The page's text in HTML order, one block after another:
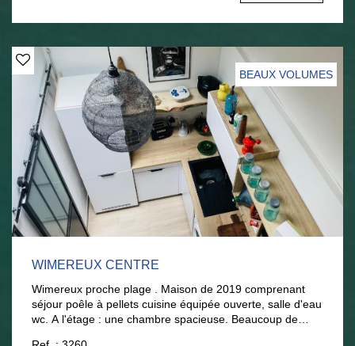
terrasse, - d'une chambre et d'une salle d'eau. À l'étage :
- deux chambres + un dortoir, - d'une salle de bain
pieds, un grand garage, un cellier, une belle terrasse avec
jardinet sans entretien, et une chambre de plain-pied
avec sa salle d'eau, un atout rare sur le secteur. Idéal en
résidence principale comme secondaire. Bien rare à la
vente ! AGENCE LARIVIERE WIMEREUX :
03.21.32.42.67.
BEAUX VOLUMES
WIMEREUX CENTRE
Wimereux proche plage . Maison de 2019 comprenant
séjour poêle à pellets cuisine équipée ouverte, salle d'eau
wc. A l'étage : une chambre spacieuse. Beaucoup de